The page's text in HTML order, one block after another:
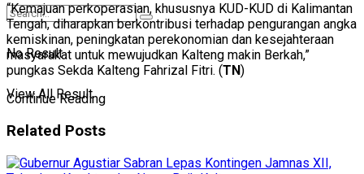
No Result
View All Result
“Kemajuan perkoperasian, khususnya KUD-KUD di Kalimantan
Tengah, diharapkan berkontribusi terhadap pengurangan angka
kemiskinan, peningkatan perekonomian dan kesejahteraan
masyarakat untuk mewujudkan Kalteng makin Berkah,”
pungkas Sekda Kalteng Fahrizal Fitri. (TN)
Continue Reading
Related Posts